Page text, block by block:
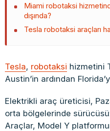
Miami robotaksi
dışında?
Tesla robotaksi araçları
Tesla, robotaksi hizmetini
Austin’in ardından
Elektrikli araç üreticisi,
orta bölgelerinde
Araçlar, Model Y